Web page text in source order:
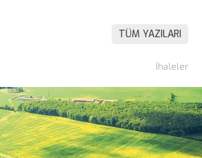
TÜM YAZILARI
İhaleler